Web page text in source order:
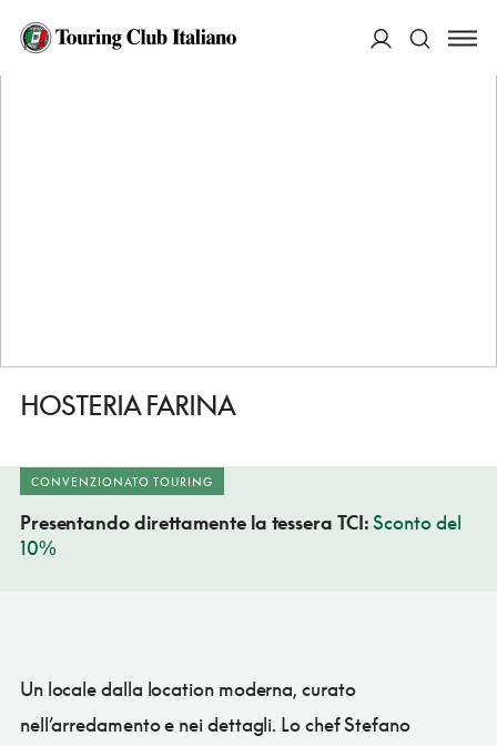
HOME
HOSTERIA FARINA
CONVENZIONATO TOURING
Presentando direttamente la tessera TCI:Sconto del
10%
Un locale dalla location moderna, curato
nell’arredamento e nei dettagli. Lo chef Stefano